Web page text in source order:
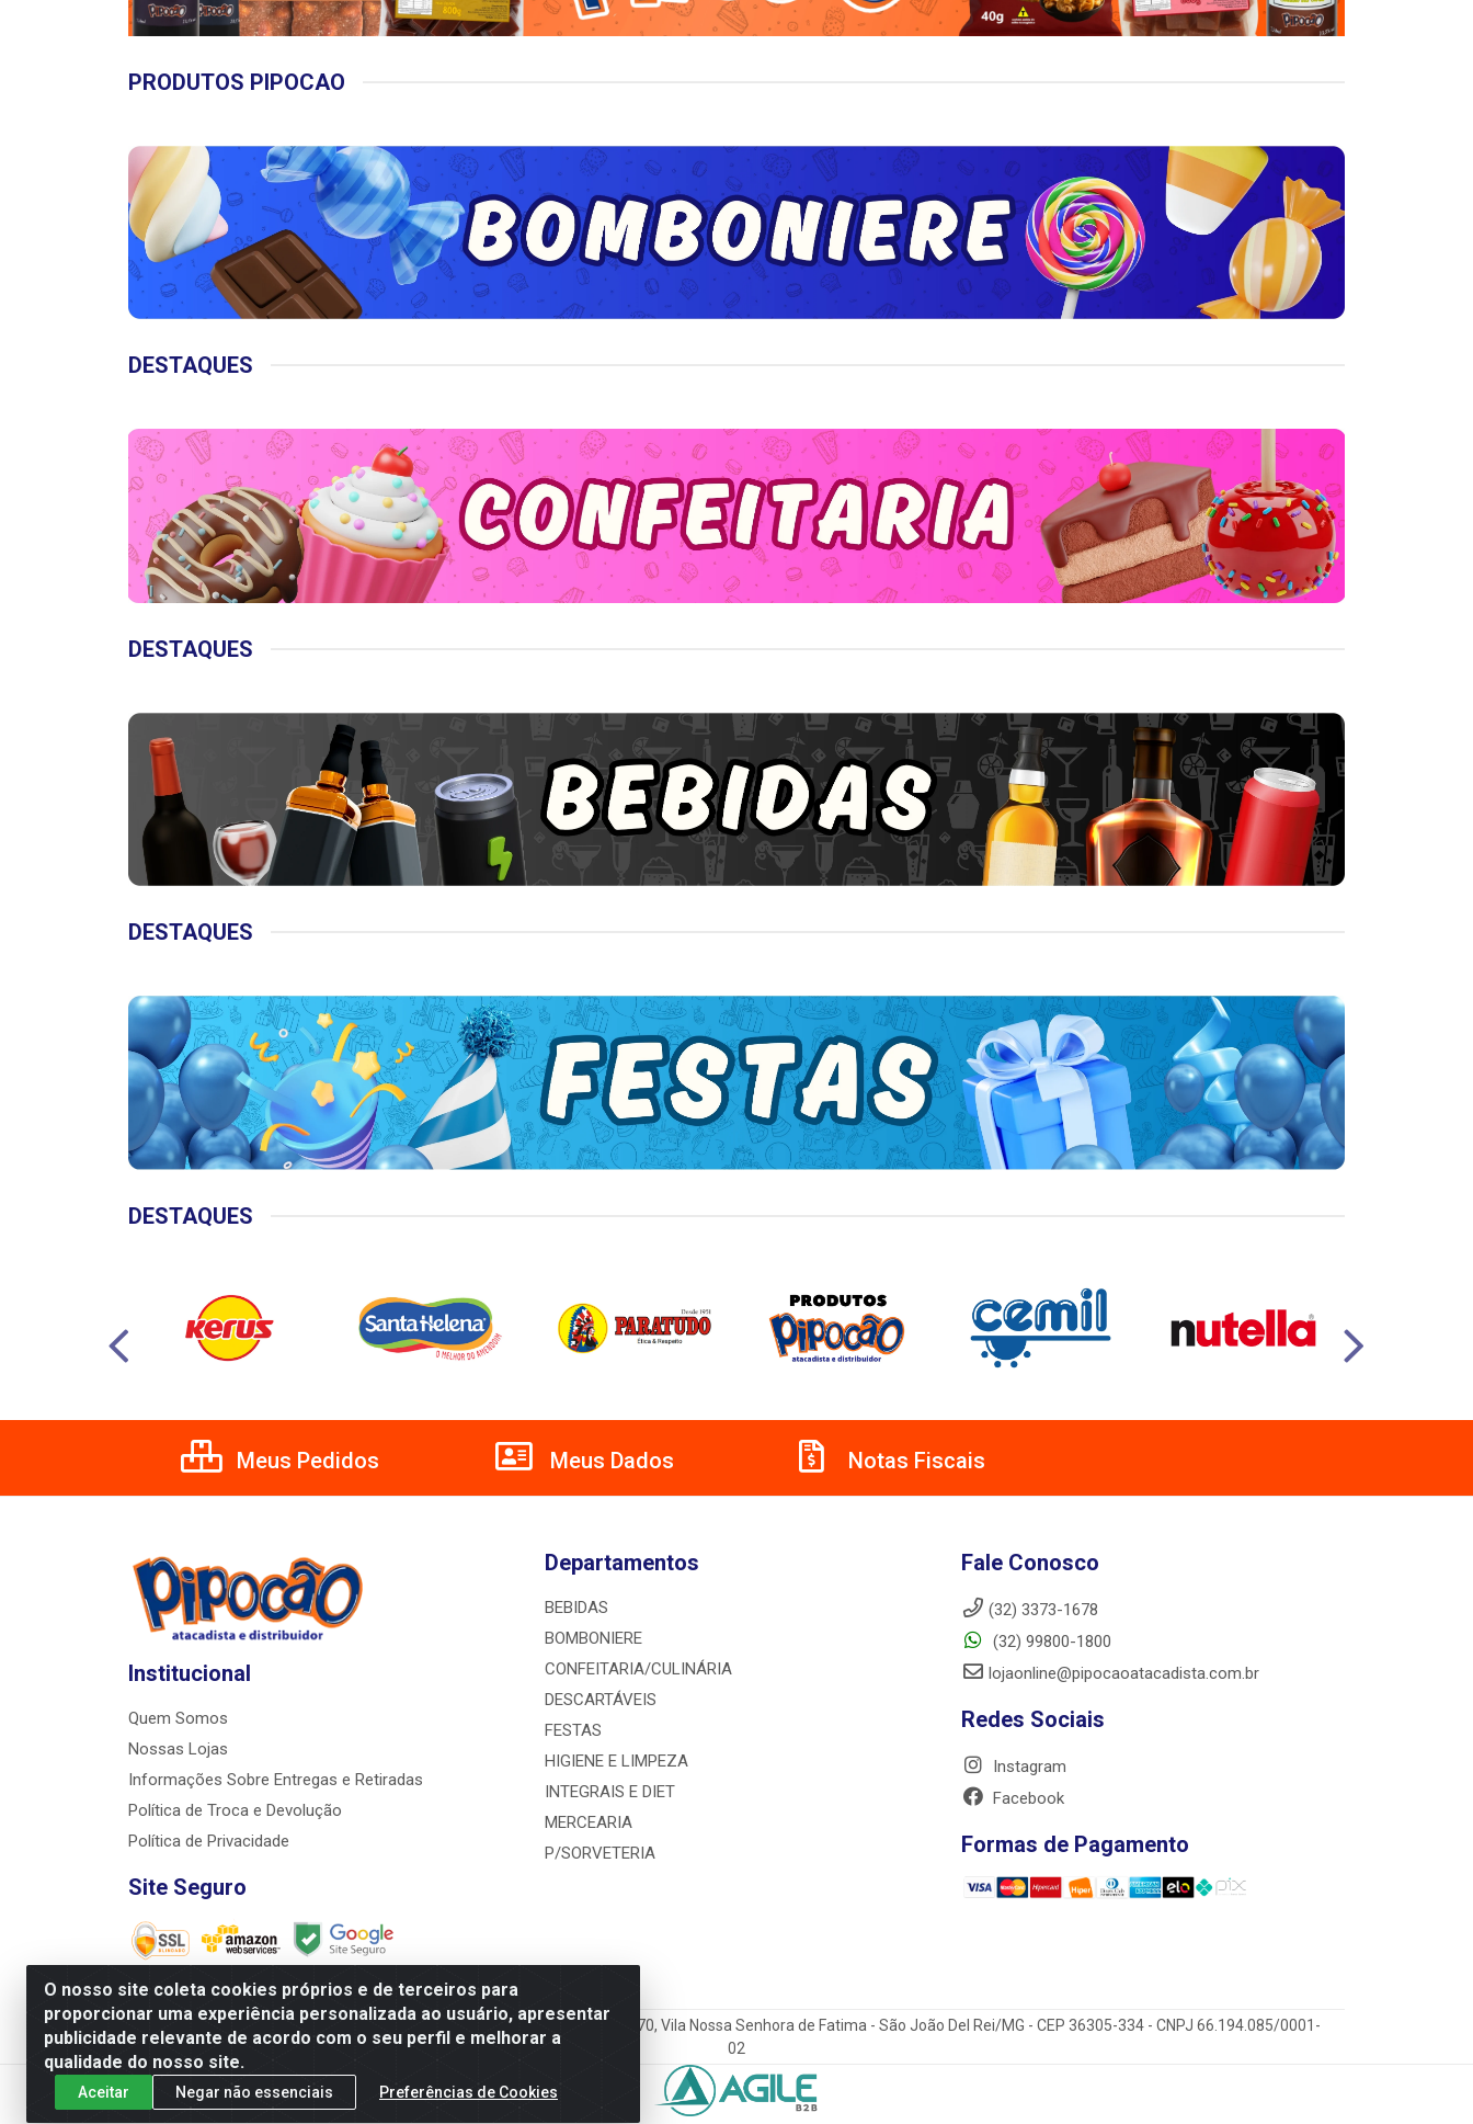
PRODUTOS PIPOCAO
DESTAQUES
DESTAQUES
DESTAQUES
DESTAQUES
O nosso site coleta cookies próprios e de terceiros para
proporcionar uma experiência personalizada ao usuário, apresentar
publicidade relevante de acordo com o seu perfil e melhorar a
qualidade do nosso site.
Aceitar Negar não essenciais Preferências de Cookies
Meus Pedidos Meus Dados Notas Fiscais
Institucional
Quem Somos
Nossas Lojas
Informações Sobre Entregas e Retiradas
Política de Troca e Devolução
Política de Privacidade
Site Seguro
Departamentos
BEBIDAS
BOMBONIERE
CONFEITARIA/CULINÁRIA
DESCARTÁVEIS
FESTAS
HIGIENE E LIMPEZA
INTEGRAIS E DIET
MERCEARIA
P/SORVETERIA
Fale Conosco
(32) 3373-1678
(32) 99800-1800
lojaonline@pipocaoatacadista.com.br
Redes Sociais
Instagram
Facebook
Formas de Pagamento
JRS Distribuição e Logística LTDA - Rua Antônio do Sacramento Torga 70, Vila Nossa Senhora de Fatima - São João Del Rei/MG - CEP 36305-334 - CNPJ 66.194.085/0001-
02